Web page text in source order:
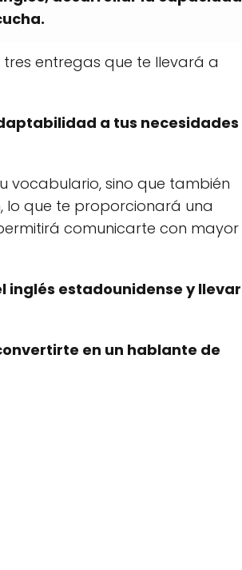
tres entregas que te llevará a
a tus necesidades
vocabulario, sino que también
lo que te proporcionará una
comunicarte con mayor
inglés estadounidense y llevar
en un hablante de